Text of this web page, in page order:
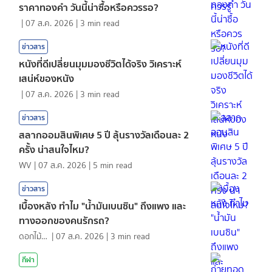
ราคาทองคํา วันนี้น่าซื้อหรือควรรอ?
|07 ส.ค. 2026 | 3 min read
ข่าวสาร
หนังที่ดีเปลี่ยนมุมมองชีวิตได้จริง วิเคราะห์
เสน่ห์ของหนัง
|07 ส.ค. 2026 | 3 min read
ข่าวสาร
สลากออมสินพิเศษ 5 ปี ลุ้นรางวัลเดือนละ 2
ครั้ง น่าสนใจไหม?
WV |07 ส.ค. 2026 | 5 min read
ข่าวสาร
เบื้องหลัง ทำไม "น้ำมันเบนซิน" ถึงแพง และ
ทางออกของคนรักรถ?
ดอกไม้กับสายน้ำ |07 ส.ค. 2026 | 3 min read
กีฬา